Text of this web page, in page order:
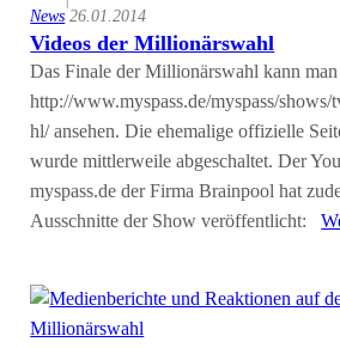
News 26.01.2014
Videos der Millionärswahl
Das Finale der Millionärswahl kann
http://www.myspass.de/myspass/
hl/ ansehen. Die ehemalige offizielle
wurde mittlerweile abgeschaltet. Der
myspass.de der Firma Brainpool hat
Ausschnitte der Show veröffentlicht: